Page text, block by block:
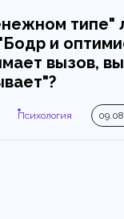
типе"
и
вызов,
Психология